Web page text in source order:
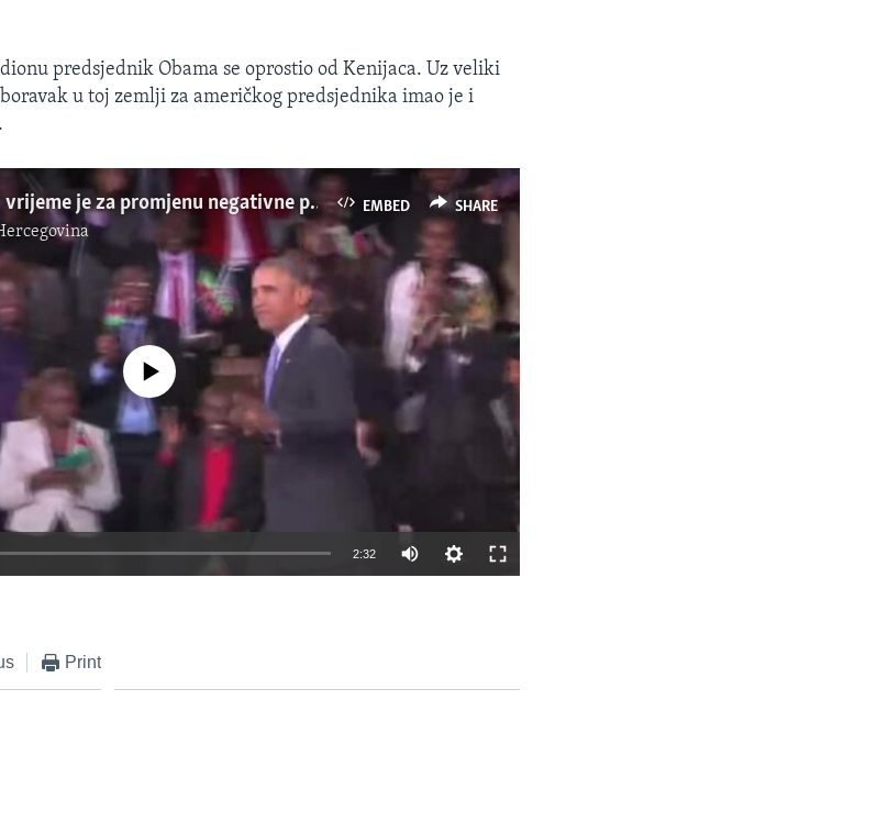
predsjednik Obama se oprostio od Kenijaca. Uz veliki
u toj zemlji za američkog predsjednika imao je i
EMBED SHARE
Svijet: „Ovdje, u Keniji, vrijeme je za promjenu negativne prakse....“
No media source currently available
2:32
Print